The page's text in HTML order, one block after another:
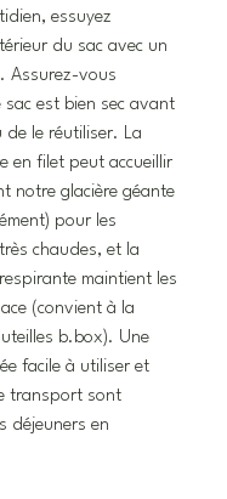
essuyez
du sac avec un
Assurez-vous
est bien sec avant
de le réutiliser. La
en filet peut accueillir
notre glacière géante
pour les
chaudes, et la
maintient les
(convient à la
b.box). Une
facile à utiliser et
transport sont
déjeuners en